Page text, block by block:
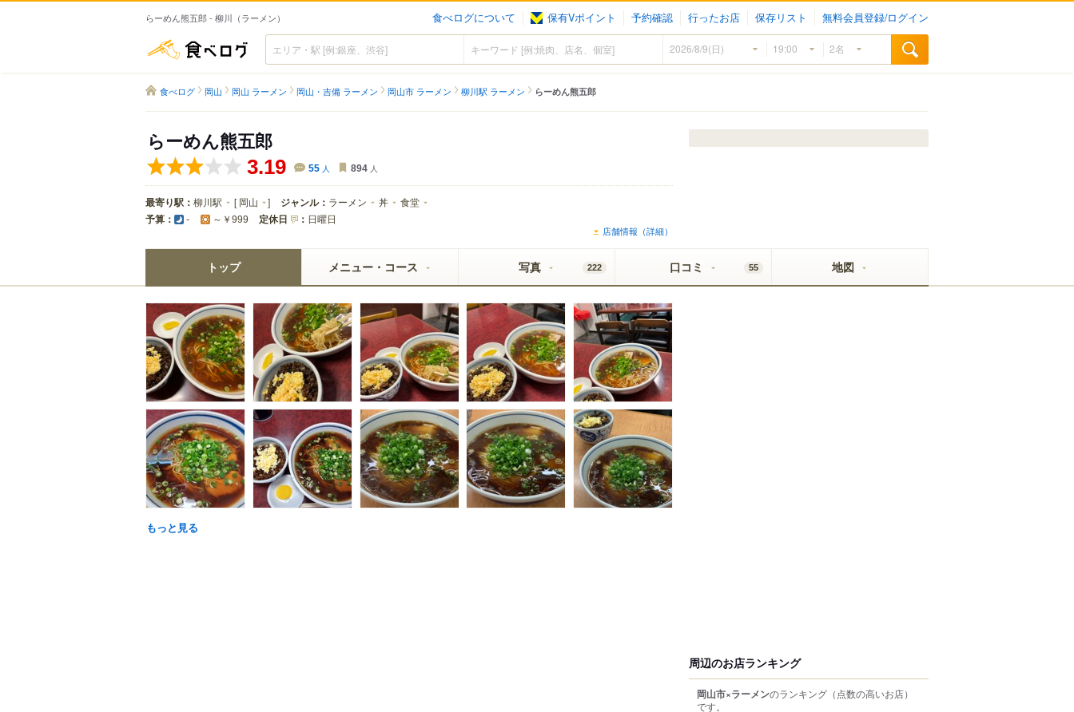
らーめん熊五郎 - 柳川（ラーメン） 食べログについて 保有Vポイント 予約確認 行ったお店 保存リスト 無料会員登録/ログイン
食べログ
食べログ 岡山 岡山 ラーメン 岡山・吉備 ラーメン 岡山市 ラーメン 柳川駅 ラーメン らーめん熊五郎
らーめん熊五郎
3.19 55 人 894 人
最寄り駅： 柳川駅 [ 岡山 ] ジャンル： ラーメン 丼 食堂
予算： - ～￥999 定休日 ： 日曜日
店舗情報（詳細）
トップ メニュー・コース 写真 222 口コミ 55 地図
もっと見る
周辺のお店ランキング
岡山市×ラーメンのランキング （点数の高いお店）
です。